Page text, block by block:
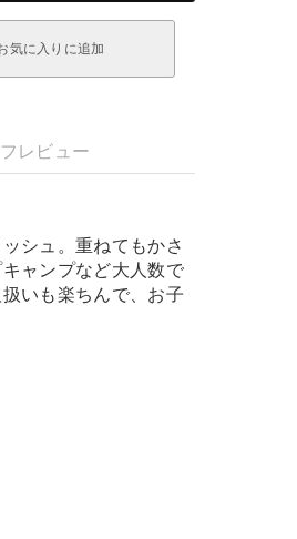
気に入りに追加
レビュー
シュ。重ねてもかさ
ャンプなど大人数で
いも楽ちんで、お子